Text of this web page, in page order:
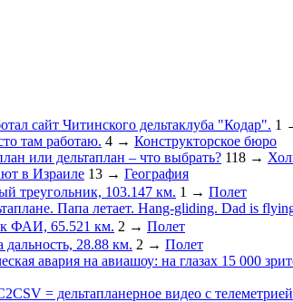
сайт Читинского дельтаклуба "Кодар". 1
там работаю. 4 → Конструкторское бюро
или дельтаплан – что выбрать? 118 →
в Израиле 13 → География
треугольник, 103.147 км. 1 → Полет
Папа летает. Hang-gliding. Dad is
ФАИ, 65.521 км. 2 → Полет
дальность, 28.88 км. 2 → Полет
авария на авиашоу: на глазах 15 000
= дельтапланерное видео с телеметрией